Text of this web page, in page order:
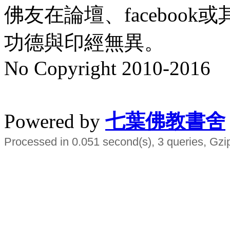
佛友在論壇、facebook
功德與印經無異。
No Copyright 2010-2016
Powered by 七葉佛教書舍
Processed in 0.051 second(s), 3 queries,